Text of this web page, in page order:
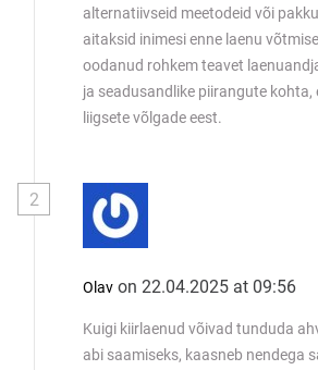
alternatiivseid meetodeid või
aitaksid inimesi enne laenu
oodanud rohkem teavet
ja seadusandlike piirangute
liigsete võlgade eest.
2
Olav on 22.04.2025 at 09:56
Kuigi kiirlaenud võivad tunduda
abi saamiseks, kaasneb nendega